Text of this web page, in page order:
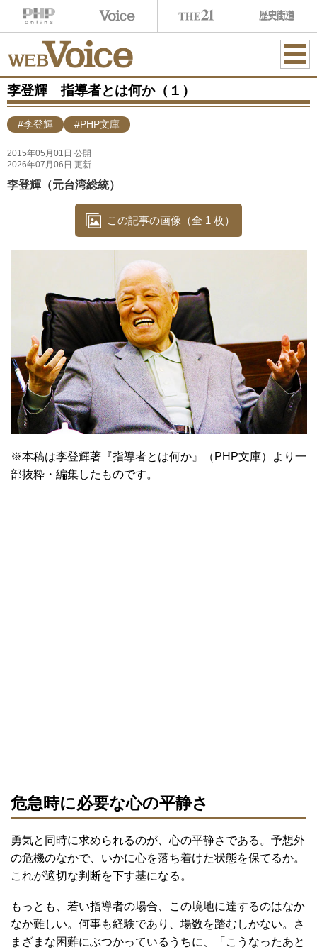
ME
李登輝 指導者とは何か（１）
#李登輝 #PHP文庫
2015年05月01日 公開
2026年07月06日 更新
李登輝（元台湾総統）
この記事の画像（全 1 枚）
※本稿は李登輝著『指導者とは何か』（PHP文庫）より一
部抜粋・編集したものです。
危急時に必要な心の平静さ
勇気と同時に求められるのが、心の平静さである。予想外
の危機のなかで、いかに心を落ち着けた状態を保てるか。
これが適切な判断を下す基になる。
もっとも、若い指導者の場合、この境地に達するのはなか
なか難しい。何事も経験であり、場数を踏むしかない。さ
まざまな困難にぶつかっているうちに、「こうなったあと